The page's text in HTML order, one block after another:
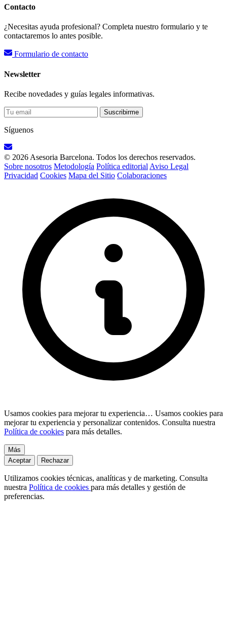
Contacto
¿Necesitas ayuda profesional? Completa nuestro formulario y te
contactaremos lo antes posible.
Formulario de contacto
Newsletter
Recibe novedades y guías legales informativas.
Suscribirme
Síguenos
© 2026 Asesoria Barcelona. Todos los derechos reservados.
Sobre nosotros Metodología Política editorial Aviso Legal
Privacidad Cookies Mapa del Sitio Colaboraciones
Usamos cookies para mejorar tu experiencia… Usamos cookies para
mejorar tu experiencia y personalizar contenidos. Consulta nuestra
Política de cookies para más detalles.
Más
Aceptar
Rechazar
Utilizamos cookies técnicas, analíticas y de marketing. Consulta
nuestra Política de cookies para más detalles y gestión de
preferencias.